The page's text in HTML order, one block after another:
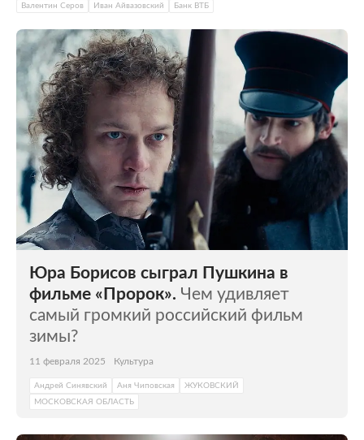
Валентин Серов Иван Айвазовский Банк ВТБ
Юра Борисов сыграл Пушкина в
фильме «Пророк». Чем удивляет
самый громкий российский фильм
зимы?
11 февраля 2025 Культура
Андрей Синявский Аня Чиповская
ЖУКОВСКИЙ
МОСКОВСКАЯ ОБЛАСТЬ